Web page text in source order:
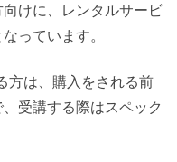
けに、レンタルサービ
っています。
方は、購入をされる前
受講する際はスペック